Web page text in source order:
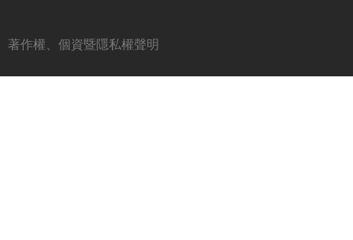
著作權、個資暨隱私權聲明